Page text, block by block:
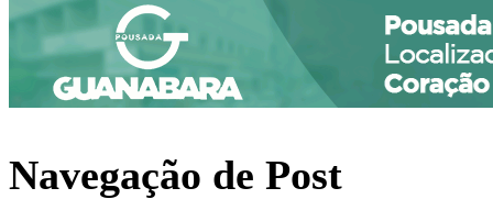
Navegação de Post